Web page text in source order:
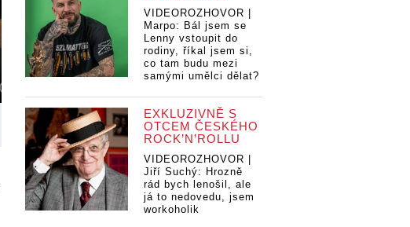
VIDEOROZHOVOR |
Marpo: Bál jsem se
Lenny vstoupit do
rodiny, říkal jsem si,
co tam budu mezi
samými umělci dělat?
EXKLUZIVNĚ S
OTCEM ČESKÉHO
ROCK’N’ROLLU
VIDEOROZHOVOR |
Jiří Suchý: Hrozně
rád bych lenošil, ale
já to nedovedu, jsem
workoholik